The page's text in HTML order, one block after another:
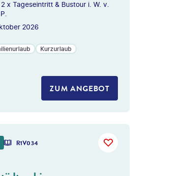
x Tageseintritt & Bustour i. W. v.
2026
Kurzurlaub
ZUM ANGEBOT
R1V034